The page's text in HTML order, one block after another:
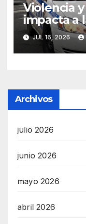
Violencia
impacta a
JUL 16, 2026
Archivos
julio 2026
junio 2026
mayo 2026
abril 2026